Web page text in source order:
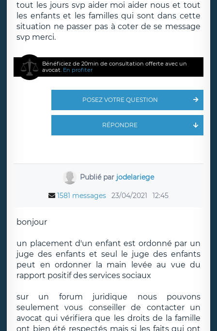
tout les jours svp aider moi aider nous et tout
les enfants et les familles qui sont dans cette
situation ne passer pas à coter de se message
svp merci.
Bénéficiez de 20min de consultation offerte avec un
avocat. En profiter
POSEZ VOTRE QUESTION
RÉPONDRE
Publié par jodelariege
1581 messages 23/04/2021 12:45
bonjour
un placement d'un enfant est ordonné par un
juge des enfants et seul le juge des enfants
peut en ordonner la main levée au vue du
rapport positif des services sociaux
sur un forum juridique nous pouvons
seulement vous conseiller de contacter un
avocat qui vérifiera que les droits de la famille
ont bien été respectés mais si les faits qui ont